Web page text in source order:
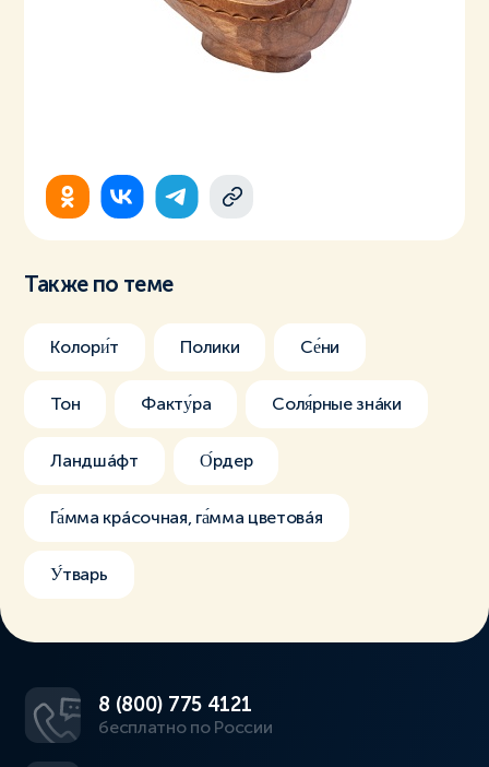
Также по теме
Колори́т Полики Се́ни
Тон Факту́ра Соля́рные знáки
Ландшáфт О́рдер
Га́мма крáсочная, га́мма цветовáя
У́тварь
8 (800) 775 4121
бесплатно по России